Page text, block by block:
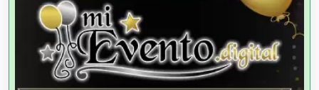
Agencias de Colocación
Agencias de Modelos